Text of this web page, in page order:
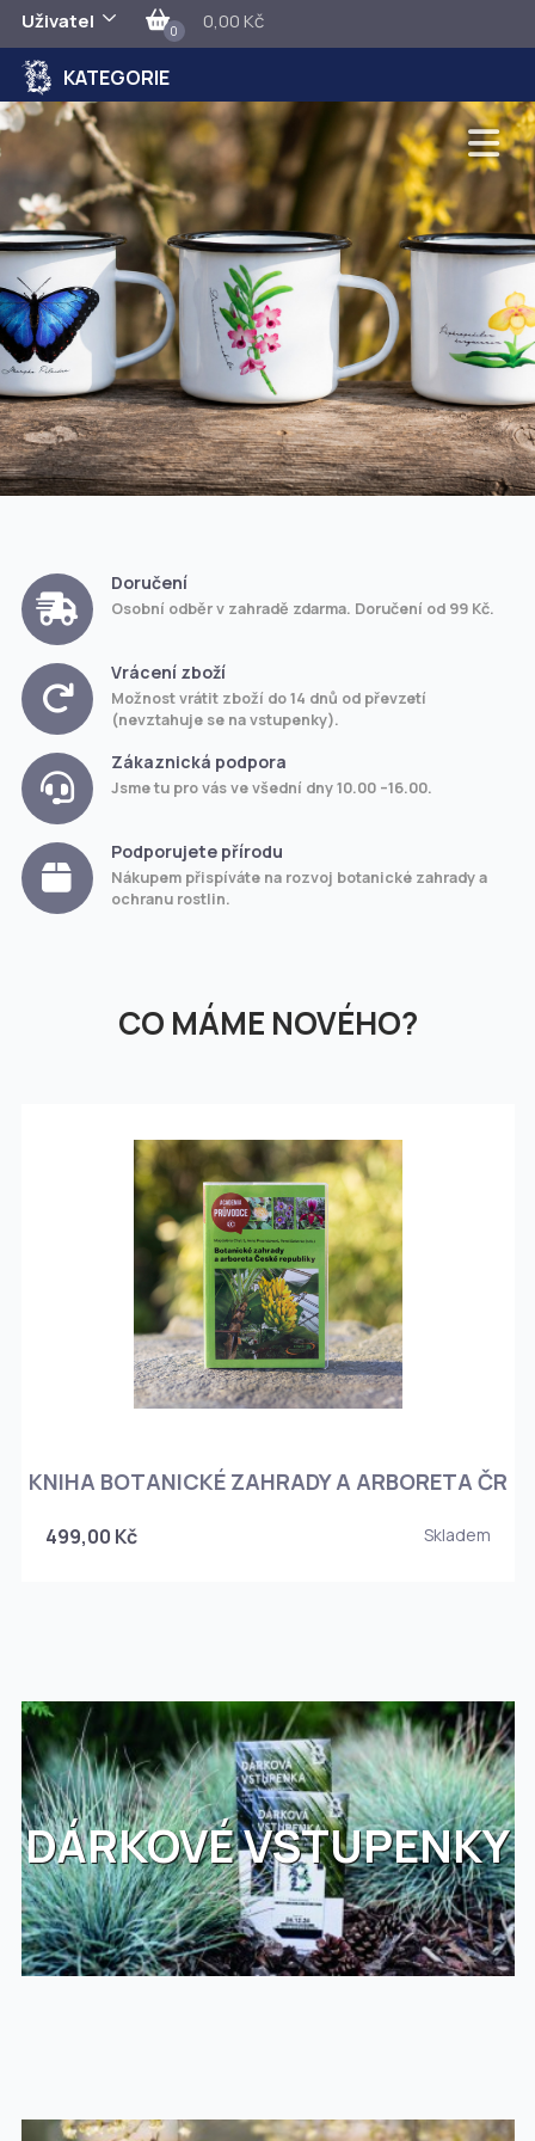
Uživatel 0 0,00 Kč
KATEGORIE
Doručení
Osobní odběr v zahradě zdarma. Doručení od 99 Kč.
Vrácení zboží
Možnost vrátit zboží do 14 dnů od převzetí
(nevztahuje se na vstupenky).
Zákaznická podpora
Jsme tu pro vás ve všední dny 10.00 –16.00.
Podporujete přírodu
Nákupem přispíváte na rozvoj botanické zahrady a
ochranu rostlin.
CO MÁME NOVÉHO?
KNIHA BOTANICKÉ ZAHRADY A ARBORETA ČR
499,00 Kč Skladem
DÁRKOVÉ VSTUPENKY